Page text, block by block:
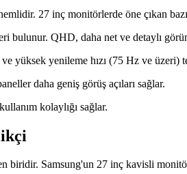
27 inç monitörlerde öne çıkan
QHD, daha net ve detaylı
yüksek yenileme hızı (75 Hz ve üzeri)
daha geniş görüş açıları sağlar.
kolaylığı sağlar.
biridir. Samsung'un 27 inç kavisli